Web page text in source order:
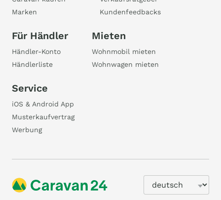
Marken
Kundenfeedbacks
Für Händler
Händler-Konto
Händlerliste
Mieten
Wohnmobil mieten
Wohnwagen mieten
Service
iOS & Android App
Musterkaufvertrag
Werbung